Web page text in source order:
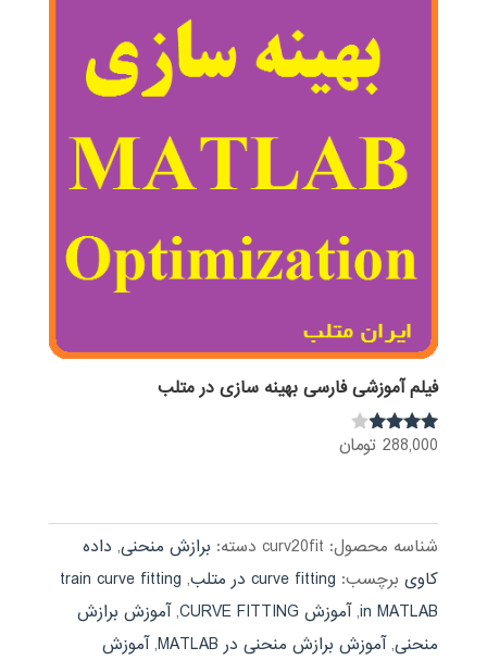
فیلم آموزشی فارسی بهینه سازی در متلب
نمره
288,000 تومان
شناسه محصول: curv20fit دسته: برازش منحنی, داده
کاوی برچسب: curve fitting در متلب ,
train curve fitting
in MATLAB
,آموزش CURVE FITTING ,آموزش برازش
منحنی,آموزش برازش منحنی در MATLAB ,آموزش